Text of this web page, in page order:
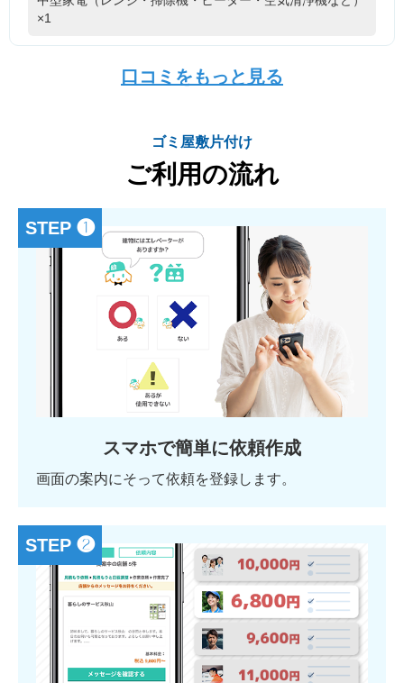
×1
口コミをもっと見る
ゴミ屋敷片付け
ご利用の流れ
STEP ❶
スマホで簡単に依頼作成
画面の案内にそって依頼を登録します。
STEP ❷